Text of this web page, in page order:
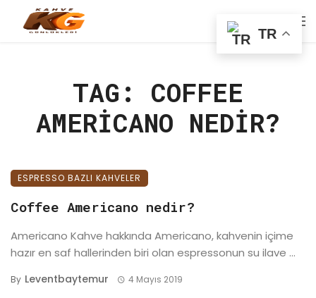
TAG: COFFEE
AMERICANO NEDIR?
ESPRESSO BAZLI KAHVELER
Coffee Americano nedir?
Americano Kahve hakkında Americano, kahvenin içime
hazır en saf hallerinden biri olan espressonun su ilave ...
By Leventbaytemur 4 Mayıs 2019
TR